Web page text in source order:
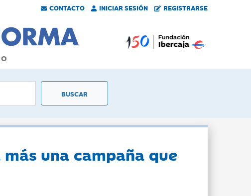
CONTACTO INICIAR SESIÓN REGISTRARSE
una campaña que